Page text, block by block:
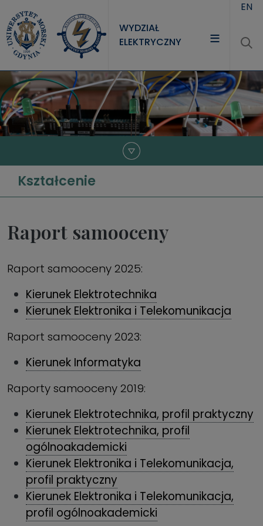
WYDZIAŁ
ELEKTRYCZNY
WYDZIAŁ
STUDIA
NAUKA
EN
Kształcenie
Raport samooceny
Raport samooceny 2025:
Kierunek Elektrotechnika
Kierunek Elektronika i Telekomunikacja
Raport samooceny 2023:
Kierunek Informatyka
Raporty samooceny 2019:
Kierunek Elektrotechnika, profil praktyczny
Kierunek Elektrotechnika, profil
ogólnoakademicki
Kierunek Elektronika i Telekomunikacja,
profil praktyczny
Kierunek Elektronika i Telekomunikacja,
profil ogólnoakademicki